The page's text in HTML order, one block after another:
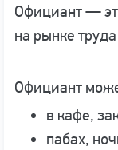
Официант —
на рынке
Официант
в кафе,
пабах,